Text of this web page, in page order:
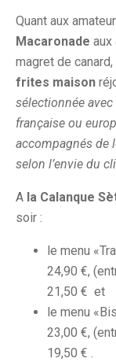
Quant aux
Macaronade aux
magret de
frites maison
sélectionnée
française ou
accompagnés de
selon l’envie du
A la Calanque
soir :
le menu
24,90 €,
21,50 € et
le menu
23,00 €,
19,50 € .